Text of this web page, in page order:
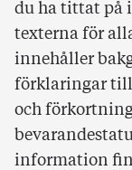
du ha tittat på
texterna för
innehåller
förklaringar till
och
information